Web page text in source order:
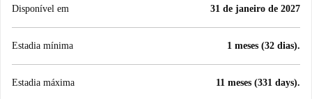
Disponível em 31 de janeiro de 2027
Estadia mínima 1 meses (32 dias).
Estadia máxima 11 meses (331 days).